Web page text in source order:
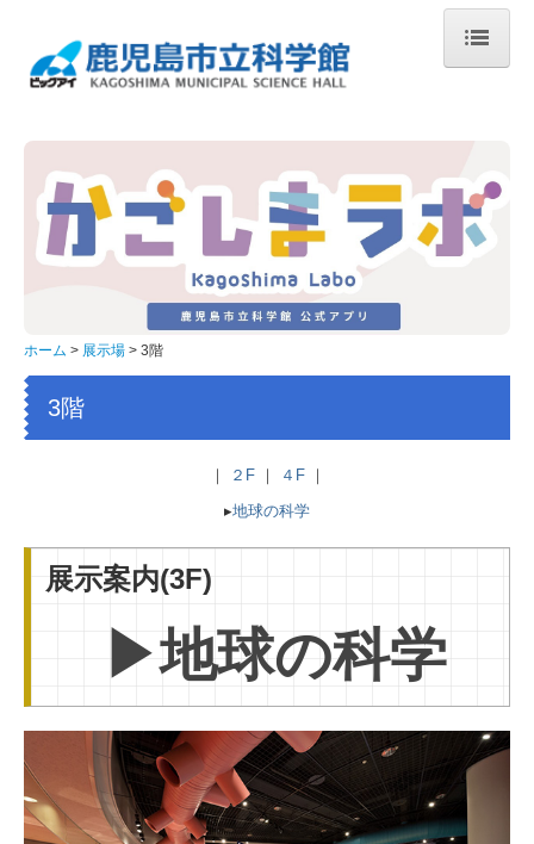
ホーム
利用案内
館内マップ
団体利用
上映番組
天文学習ページ
イベント情報
特別イベント
科学の祭典
ホーム 展示場 3階
3階
｜ ２F｜ ４F｜
▸地球の科学
展示案内(3F)
▶地球の科学